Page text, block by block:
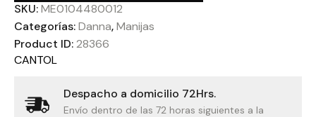
SKU:ME0104480012
Categorías:Danna,Manijas
Product ID:28366
CANTOL
Despacho a domicilio 72Hrs.
Envío dentro de las 72 horas siguientes a la